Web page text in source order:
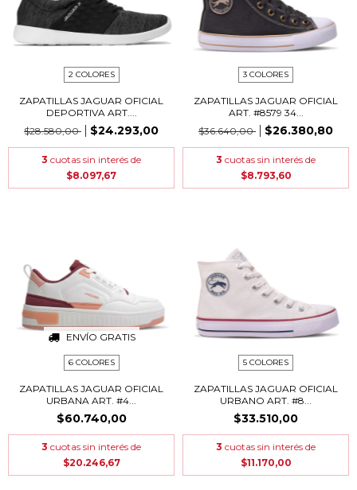
2 COLORES
ZAPATILLAS JAGUAR OFICIAL
DEPORTIVA ART....
$28.580,00
$24.293,00
3 cuotas sin interés de
$8.097,67
3 COLORES
ZAPATILLAS JAGUAR OFICIAL
ART. #8579 34...
$36.640,00
$26.380,80
3 cuotas sin interés de
$8.793,60
ENVÍO GRATIS
6 COLORES
ZAPATILLAS JAGUAR OFICIAL
URBANA ART. #4...
$60.740,00
3 cuotas sin interés de
$20.246,67
5 COLORES
ZAPATILLAS JAGUAR OFICIAL
URBANO ART. #8...
$33.510,00
3 cuotas sin interés de
$11.170,00